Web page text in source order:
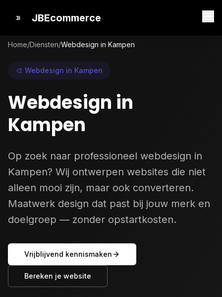
JBEcommerce
Home/Diensten/Webdesign in Kampen
🎨 Webdesign in Kampen
Webdesign in
Kampen
Op zoek naar professioneel webdesign in
Kampen? Wij ontwerpen websites die niet
alleen mooi zijn, maar ook converteren.
Maatwerk design dat past bij jouw merk en
doelgroep — zonder opstartkosten.
Vrijblijvend kennismaken
Bereken je website